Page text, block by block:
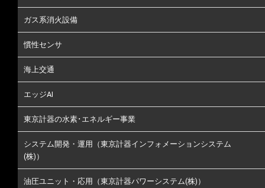
ガス系消火設備
慣性センサ
海上交通
エッジAI
東京計器の水素･エネルギー事業
システム開発・運用（東京計器インフォメーションシステム
(株)）
油圧ユニット・応用（東京計器パワーシステム(株)）